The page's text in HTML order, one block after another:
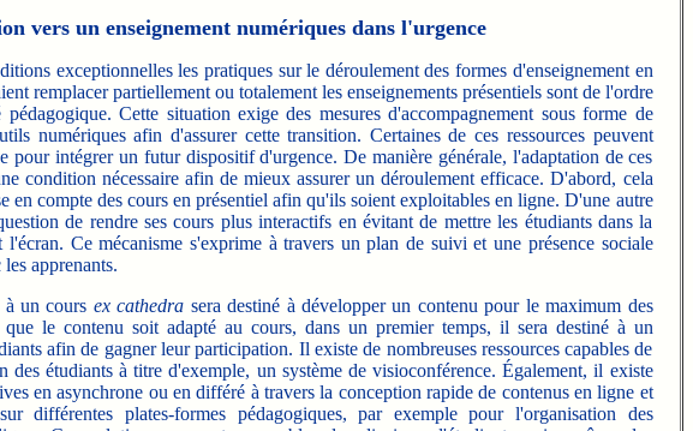
vers un enseignement numériques dans l'urgence
exceptionnelles les pratiques sur le déroulement des formes d'enseignement en
remplacer partiellement ou totalement les enseignements présentiels sont de l'ordre
Cette situation exige des mesures d'accompagnement sous forme de
numériques afin d'assurer cette transition. Certaines de ces ressources peuvent
pour intégrer un futur dispositif d'urgence. De manière générale, l'adaptation de ces
condition nécessaire afin de mieux assurer un déroulement efficace. D'abord, cela
en compte des cours en présentiel afin qu'ils soient exploitables en ligne. D'une autre
de rendre ses cours plus interactifs en évitant de mettre les étudiants dans la
l'écran. Ce mécanisme s'exprime à travers un plan de suivi et une présence sociale
apprenants.
un cours ex cathedra sera destiné à développer un contenu pour le maximum des
que le contenu soit adapté au cours, dans un premier temps, il sera destiné à un
afin de gagner leur participation. Il existe de nombreuses ressources capables de
des étudiants à titre d'exemple, un système de visioconférence. Également, il existe
en asynchrone ou en différé à travers la conception rapide de contenus en ligne et
différentes plates-formes pédagogiques, par exemple pour l'organisation des